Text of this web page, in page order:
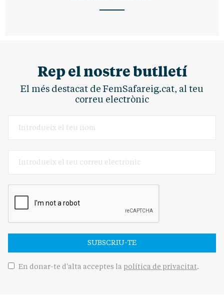
Rep el nostre butlletí
El més destacat de FemSafareig.cat, al teu
correu electrònic
SUBSCRIU-TE
En donar-te d'alta acceptes la política de privacitat.